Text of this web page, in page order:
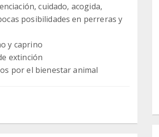
cuidado, acogida,
posibilidades en perreras y
y caprino
extinción
por el bienestar animal